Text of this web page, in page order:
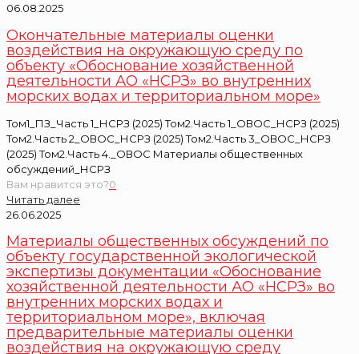
06.08.2025
Окончательные материалы оценки
воздействия на окружающую среду по
объекту «Обоснование хозяйственной
деятельности АО «НСРЗ» во внутренних
морских водах и территориальном море»
Том1_ПЗ_Часть 1_НСРЗ (2025) Том2.Часть 1_ОВОС_НСРЗ (2025)
Том2.Часть 2_ОВОС_НСРЗ (2025) Том2.Часть 3_ОВОС_НСРЗ
(2025) Том2.Часть 4._ОВОС Материалы общественных
обсуждений_НСРЗ
Вам нравится это?0
Читать далее
26.06.2025
Материалы общественных обсуждений по
объекту государственной экологической
экспертизы документации «Обоснование
хозяйственной деятельности АО «НСРЗ» во
внутренних морских водах и
территориальном море», включая
предварительные материалы оценки
воздействия на окружающую среду